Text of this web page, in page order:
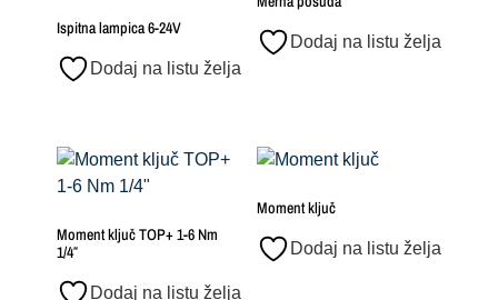
Ispitna lampica 6-24V
Dodaj na listu želja
Dodaj na listu želja
Moment ključ TOP+ 1-6 Nm
1/4″
Dodaj na listu želja
Moment ključ
Dodaj na listu želja